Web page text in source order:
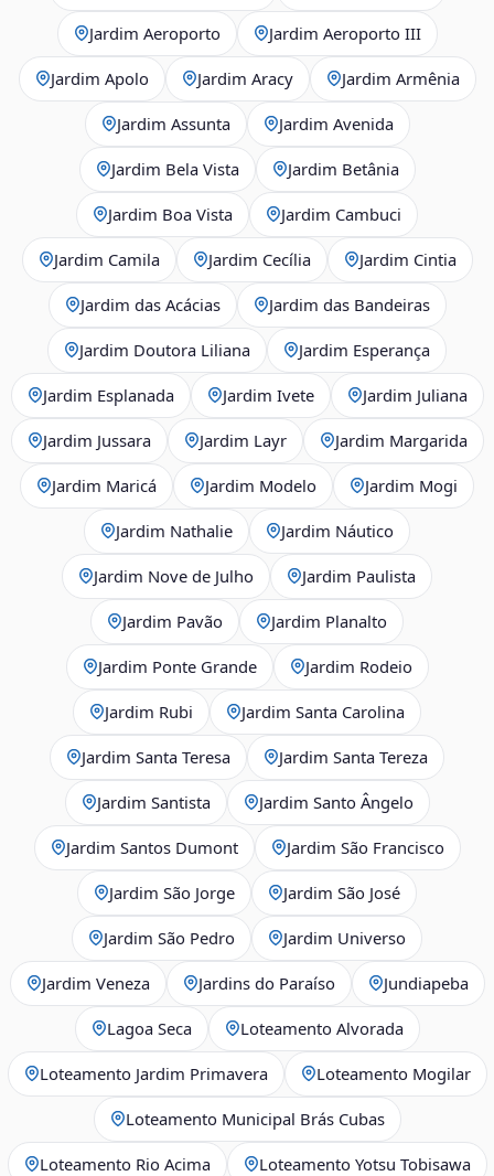
Jardim Aeroporto Jardim Aeroporto III
Jardim Apolo Jardim Aracy Jardim Armênia
Jardim Assunta Jardim Avenida
Jardim Bela Vista Jardim Betânia
Jardim Boa Vista Jardim Cambuci
Jardim Camila Jardim Cecília Jardim Cintia
Jardim das Acácias Jardim das Bandeiras
Jardim Doutora Liliana Jardim Esperança
Jardim Esplanada Jardim Ivete Jardim Juliana
Jardim Jussara Jardim Layr Jardim Margarida
Jardim Maricá Jardim Modelo Jardim Mogi
Jardim Nathalie Jardim Náutico
Jardim Nove de Julho Jardim Paulista
Jardim Pavão Jardim Planalto
Jardim Ponte Grande Jardim Rodeio
Jardim Rubi Jardim Santa Carolina
Jardim Santa Teresa Jardim Santa Tereza
Jardim Santista Jardim Santo Ângelo
Jardim Santos Dumont Jardim São Francisco
Jardim São Jorge Jardim São José
Jardim São Pedro Jardim Universo
Jardim Veneza Jardins do Paraíso Jundiapeba
Lagoa Seca Loteamento Alvorada
Loteamento Jardim Primavera Loteamento Mogilar
Loteamento Municipal Brás Cubas
Loteamento Rio Acima Loteamento Yotsu Tobisawa